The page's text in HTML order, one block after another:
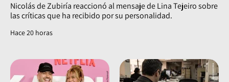
Nicolás de Zubiría reaccionó al mensaje de Lina Tejeiro sobre
las críticas que ha recibido por su personalidad.
Hace 20 horas